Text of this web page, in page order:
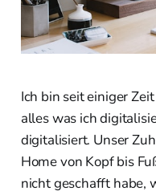
Ich bin seit einiger
alles was ich
digitalisiert. Unser
Home von Kopf bis
nicht geschafft habe,